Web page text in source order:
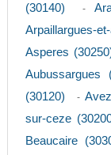
(30140)
-
Arpaillargues-
Asperes
Aubussargues
(30120)
-
sur-ceze
Beaucaire